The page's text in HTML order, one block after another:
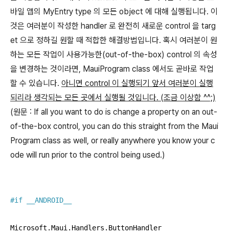
바일 앱의 MyEntry type 의 모든 object 에 대해 실행됩니다. 이
것은 여러분이 작성한 handler 로 완전히 새로운 control 을 targ
et 으로 정하길 원할 때 적합한 해결방법입니다. 혹시 여러분이 원
하는 모든 작업이 사용가능한(out-of-the-box) control 의 속성
을 변경하는 것이라면, MauiProgram class 에서도 곧바로 작업
할 수 있습니다. 아니면 control 이 실행되기 앞서 여러분이 실행
되리라 생각되는 모든 곳에서 실행될 것입니다. (조금 이상함 ^^;)
(원문 : If all you want to do is change a property on an out-
of-the-box control, you can do this straight from the Maui
Program class as well, or really anywhere you know your c
ode will run prior to the control being used.)
#if __ANDROID__
Microsoft.Maui.Handlers.ButtonHandler